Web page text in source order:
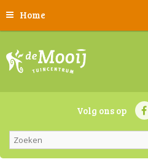
Home
Volg ons op